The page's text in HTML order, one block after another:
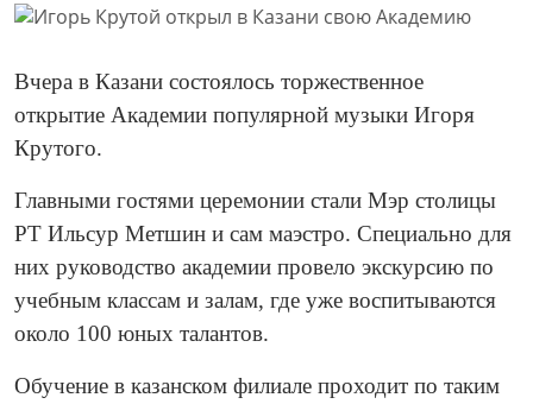
Вчера в Казани состоялось торжественное
открытие Академии популярной музыки Игоря
Крутого.
Главными гостями церемонии стали Мэр столицы
РТ Ильсур Метшин и сам маэстро. Специально для
них руководство академии провело экскурсию по
учебным классам и залам, где уже воспитываются
около 100 юных талантов.
Обучение в казанском филиале проходит по таким